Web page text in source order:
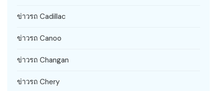
ข่าวรถ Cadillac
ข่าวรถ Canoo
ข่าวรถ Changan
ข่าวรถ Chery